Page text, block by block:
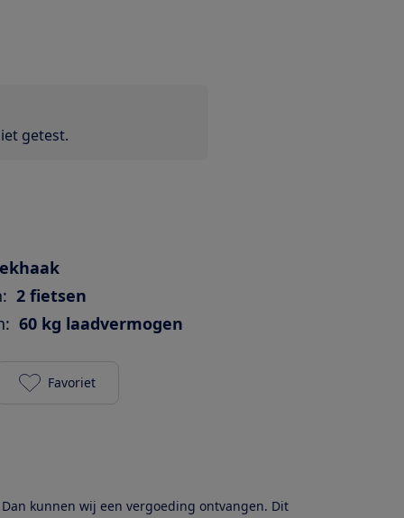
getest.
2 fietsen
60 kg laadvermogen
Atera Strada Evo 2 toevoegen aan je favorieten
Favoriet
kunnen wij een vergoeding ontvangen. Dit